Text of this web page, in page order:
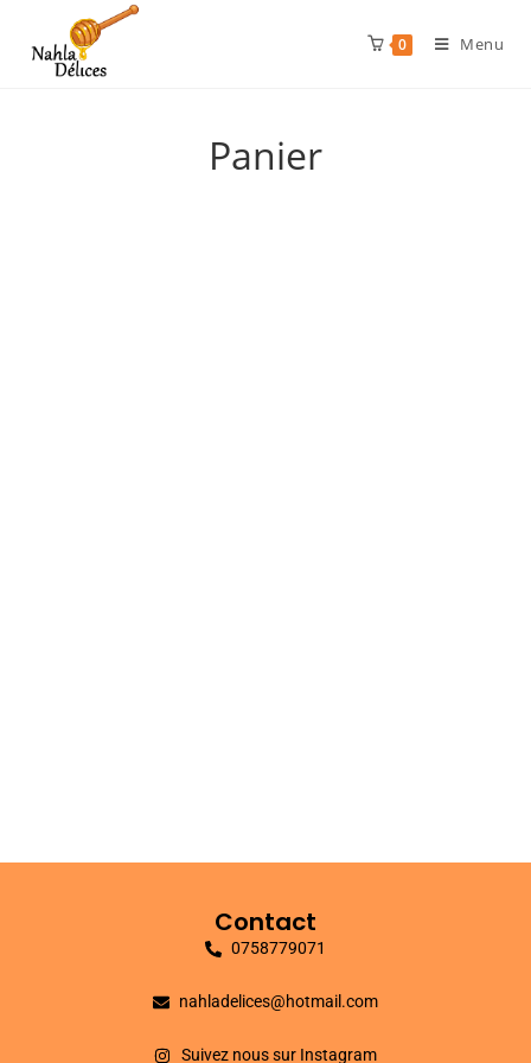
0 Menu
Panier
Contact
0758779071
nahladelices@hotmail.com
Suivez nous sur Instagram